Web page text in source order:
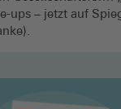
ups – jetzt auf